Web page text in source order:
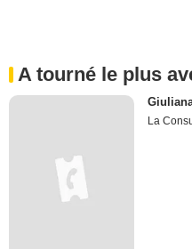
A tourné le plus
La